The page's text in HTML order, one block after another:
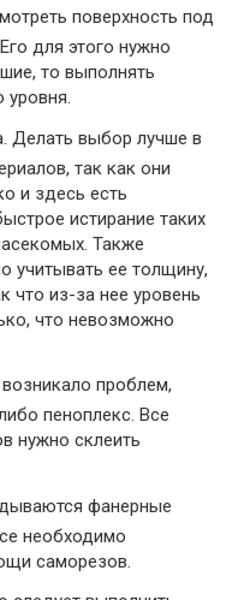
поверхность под
для этого нужно
то выполнять
уровня.
Делать выбор лучше в
так как они
и здесь есть
истирание таких
Также
учитывать ее толщину,
что из-за нее уровень
что невозможно
проблем,
пеноплекс. Все
нужно склеить
фанерные
необходимо
саморезов.